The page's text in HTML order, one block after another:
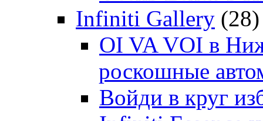
Infiniti Gallery (28)
OI VA VOI в
роскошные
Войди в круг